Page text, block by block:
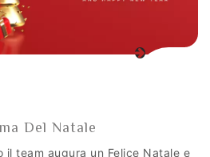
Del Natale
il team augura un Felice Natale e